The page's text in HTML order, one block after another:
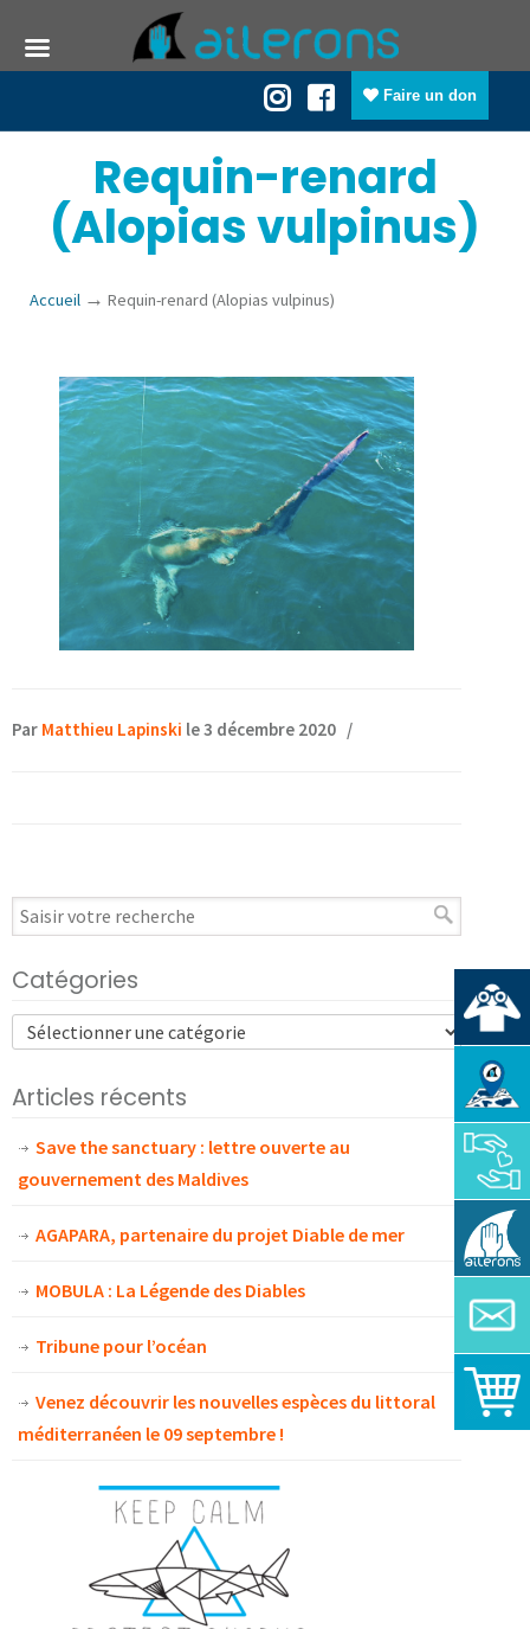
Faire un don
Requin-renard
(Alopias vulpinus)
Accueil → Requin-renard (Alopias vulpinus)
Par Matthieu Lapinski le 3 décembre 2020 /
Catégories
Articles récents
Save the sanctuary : lettre ouverte au
gouvernement des Maldives
AGAPARA, partenaire du projet Diable de mer
MOBULA : La Légende des Diables
Tribune pour l’océan
Venez découvrir les nouvelles espèces du littoral
méditerranéen le 09 septembre !